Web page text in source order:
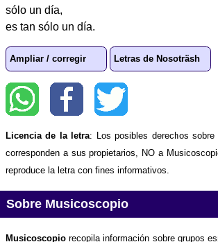
sólo un día,
es tan sólo un día.
Ampliar / corregir Letras de Nosoträsh
Licencia de la letra: Los posibles derechos
corresponden a sus propietarios, NO a
reproduce la letra con fines informativos.
Sobre Musicoscopio
Musicoscopio recopila información sobre grupos